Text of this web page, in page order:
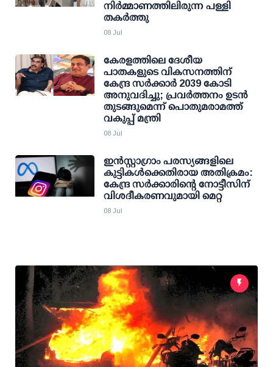
നിർമ്മാണത്തിലിരുന്ന പള്ളി
തകർത്തു
08 Jul
കേരളത്തിലെ ദേശീയ
പാതകളുടെ വികസനത്തിന്
കേന്ദ്ര സര്‍ക്കാര്‍ 2039 കോടി
അനുവദിച്ചു; പ്രവര്‍ത്തനം ഉടന്‍
തുടങ്ങുമെന്ന് പൊതുമരാമത്ത്
വകുപ്പ് മന്ത്രി
08 Jul
ഇന്‍സ്റ്റാഗ്രാം പരസ്യങ്ങളിലെ
കുട്ടികള്‍ക്കെതിരായ അതിക്രമം:
കേന്ദ്ര സര്‍ക്കാരിന്റെ നോട്ടീസിന്
വിശദീകരണവുമായി മെറ്റ
08 Jul